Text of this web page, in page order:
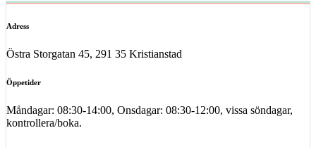
Adress
Östra Storgatan 45, 291 35 Kristianstad
Öppetider
Måndagar: 08:30-14:00, Onsdagar: 08:30-12:00, vissa söndagar,
kontrollera/boka.